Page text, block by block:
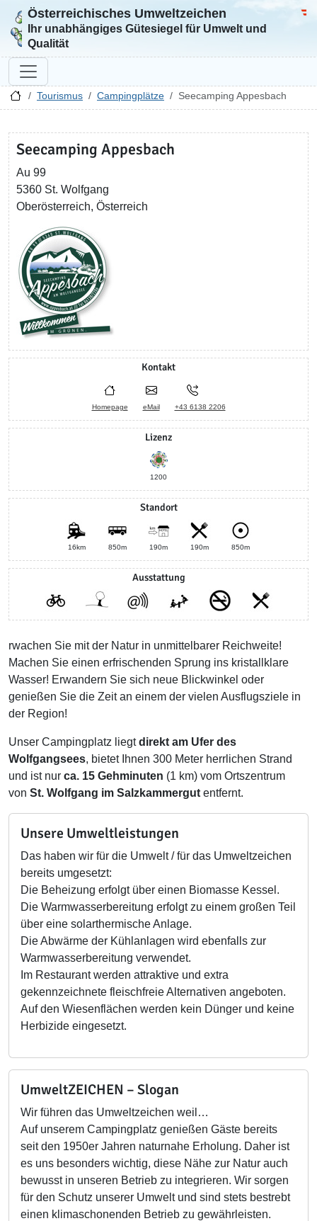
Zur Startseite
Österreichisches Umweltzeichen
Ihr unabhängiges Gütesiegel für Umwelt und
Qualität
Tourismus Campingplätze Seecamping Appesbach
Seecamping Appesbach
Au 99
5360 St. Wolfgang
Oberösterreich, Österreich
Kontakt
Homepage eMail +43 6138 2206
Lizenz
1200
Standort
16km 850m 190m 190m 850m
Ausstattung
rwachen Sie mit der Natur in unmittelbarer Reichweite!
Machen Sie einen erfrischenden Sprung ins kristallklare
Wasser! Erwandern Sie sich neue Blickwinkel oder
genießen Sie die Zeit an einem der vielen Ausflugsziele in
der Region!
Unser Campingplatz liegtdirekt am Ufer des
Wolfgangsees, bietet Ihnen 300 Meter herrlichen Strand
und ist nur ca. 15 Gehminuten (1 km) vom Ortszentrum
von St. Wolfgang im Salzkammergut entfernt.
Unsere Umweltleistungen
Das haben wir für die Umwelt / für das Umweltzeichen
bereits umgesetzt:
Die Beheizung erfolgt über einen Biomasse Kessel.
Die Warmwasserbereitung erfolgt zu einem großen Teil
über eine solarthermische Anlage.
Die Abwärme der Kühlanlagen wird ebenfalls zur
Warmwasserbereitung verwendet.
Im Restaurant werden attraktive und extra
gekennzeichnete fleischfreie Alternativen angeboten.
Auf den Wiesenflächen werden kein Dünger und keine
Herbizide eingesetzt.
UmweltZEICHEN – Slogan
Wir führen das Umweltzeichen weil…
Auf unserem Campingplatz genießen Gäste bereits
seit den 1950er Jahren naturnahe Erholung. Daher ist
es uns besonders wichtig, diese Nähe zur Natur auch
bewusst in unseren Betrieb zu integrieren. Wir sorgen
für den Schutz unserer Umwelt und sind stets bestrebt
einen klimaschonenden Betrieb zu gewährleisten.